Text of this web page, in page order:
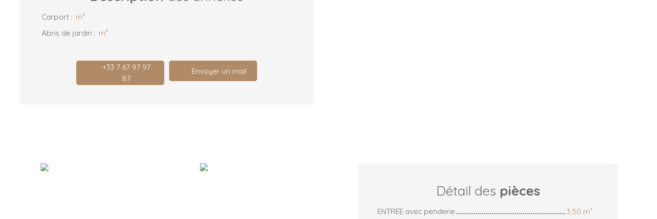
Carport : m²
Abris de jardin : m²
+33 7 67 97 97
87
Envoyer un mail
Détail des pièces
ENTRÉE avec penderie 3,50 m²